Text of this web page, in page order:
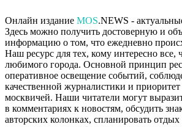
Онлайн издание MOS.NEWS -
Здесь можно получить достоверную и
информацию о том, что ежедневно
Наш ресурс для тех, кому интересно все,
любимого города. Основной принцип
оперативное освещение событий,
качественной журналистики и приоритет
москвичей. Наши читатели могут
в комментариях к новостям, обсудить
авторских колонках, спланировать